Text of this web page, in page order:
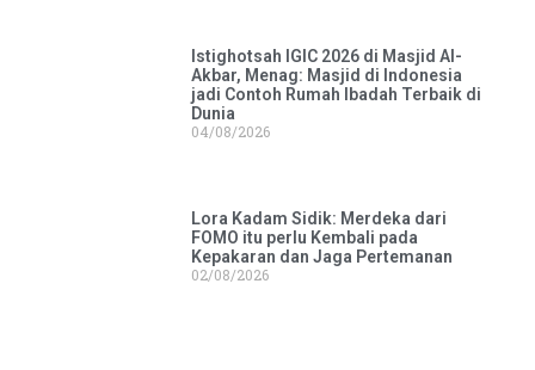
Istighotsah IGIC 2026 di Masjid Al-
Akbar, Menag: Masjid di Indonesia
jadi Contoh Rumah Ibadah Terbaik di
Dunia
04/08/2026
Lora Kadam Sidik: Merdeka dari
FOMO itu perlu Kembali pada
Kepakaran dan Jaga Pertemanan
02/08/2026